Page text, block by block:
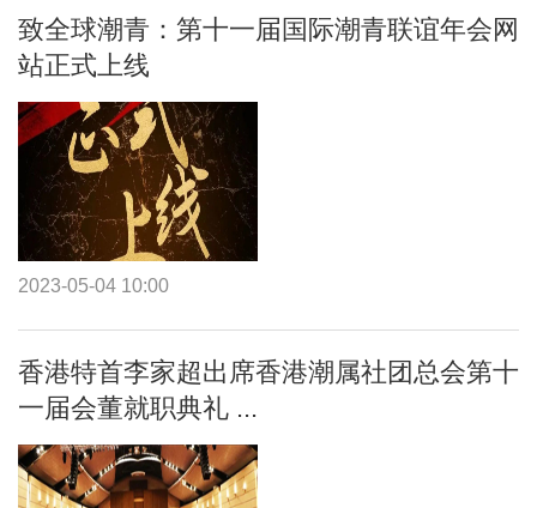
致全球潮青：第十一届国际潮青联谊年会网
站正式上线
2023-05-04 10:00
香港特首李家超出席香港潮属社团总会第十
一届会董就职典礼 ...